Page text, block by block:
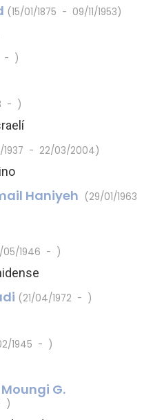
(15/01/1875 - 09/11/1953)
- )
- )
1937 - 22/03/2004)
Haniyeh (29/01/1963
05/1946 - )
(21/04/1972 - )
1945 - )
G.
)